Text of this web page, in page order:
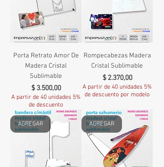
Porta Retrato Amor De
Madera Cristal
Sublimable
Precio
$ 3.500,00
A partir de 40 unidades 5%
de descuento
Rompecabezas Madera
Cristal Sublimable
Precio
$ 2.370,00
A partir de 40 unidades 5%
de descuento por modelo
AGREGAR AGREGAR